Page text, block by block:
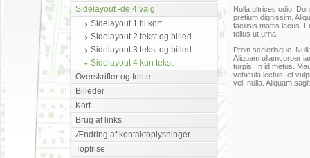
Sidelayout -de 4 valg
Sidelayout 1 til kort
Sidelayout 2 tekst og billed
Sidelayout 3 tekst og billed
Sidelayout 4 kun tekst
Overskrifter og fonte
Billeder
Kort
Brug af links
Ændring af kontaktoplysninger
Topfrise
Nulla ultrices odio.
pretium dignissim.
facilisis mattis lacus.
tellus ut urna.
Proin scelerisque.
Aliquam ullamcorper
turpis. In id metus.
vehicula lectus, et
vel, nulla. Aliquam